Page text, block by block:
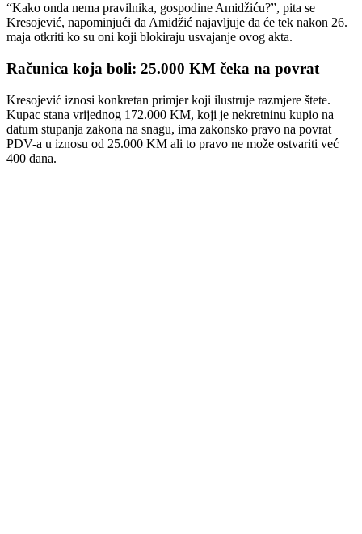
“Kako onda nema pravilnika, gospodine Amidžiću?”, pita se
Kresojević, napominjući da Amidžić najavljuje da će tek nakon 26.
maja otkriti ko su oni koji blokiraju usvajanje ovog akta.
Računica koja boli: 25.000 KM čeka na povrat
Kresojević iznosi konkretan primjer koji ilustruje razmjere štete.
Kupac stana vrijednog 172.000 KM, koji je nekretninu kupio na
datum stupanja zakona na snagu, ima zakonsko pravo na povrat
PDV-a u iznosu od 25.000 KM ali to pravo ne može ostvariti već
400 dana.